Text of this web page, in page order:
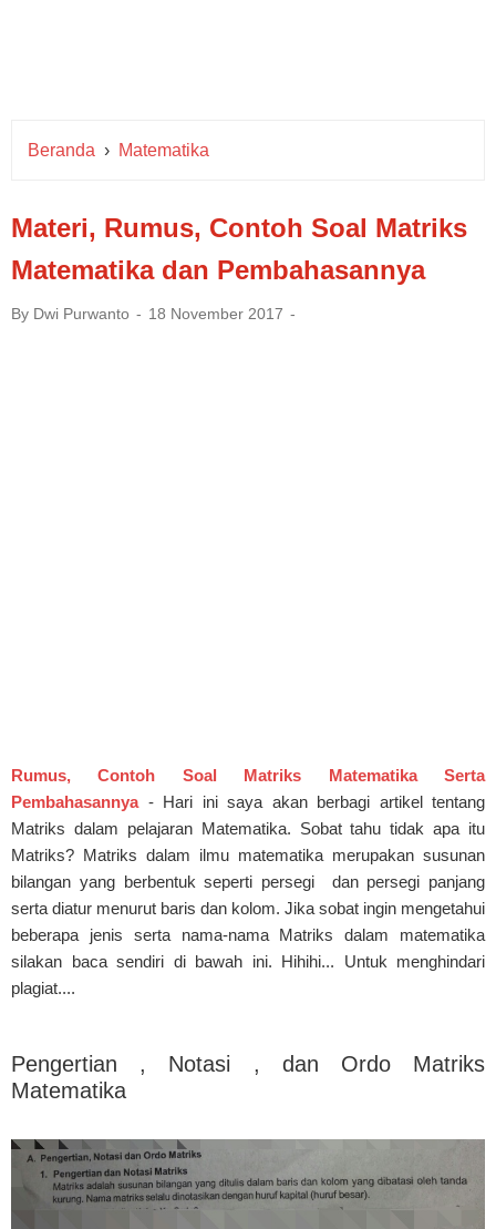
Beranda › Matematika
Materi, Rumus, Contoh Soal Matriks
Matematika dan Pembahasannya
By Dwi Purwanto 18 November 2017
Rumus, Contoh Soal Matriks Matematika Serta
Pembahasannya- Hari ini saya akan berbagi artikel tentang
Matriks dalam pelajaran Matematika. Sobat tahu tidak apa itu
Matriks? Matriks dalam ilmu matematika merupakan susunan
bilangan yang berbentuk seperti persegi dan persegi panjang
serta diatur menurut baris dan kolom. Jika sobat ingin mengetahui
beberapa jenis serta nama-nama Matriks dalam matematika
silakan baca sendiri di bawah ini. Hihihi... Untuk menghindari
plagiat....
Pengertian , Notasi , dan Ordo Matriks
Matematika